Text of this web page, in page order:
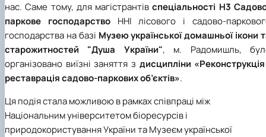
нас. Саме тому, для магістрантівспеціальності Н3
паркове господарствоННІ лісового і садово-
господарства на базі Музею української домашньої ікони
старожитностей "Душа України", м. Радомишль,
організовано виїзні заняття з дисципліни «Реконструкція
реставрація садово-паркових об’єктів».
Ця подія стала можливою в рамках співпраці між
Національним університетом біоресурсів і
природокористування України та Музеєм української